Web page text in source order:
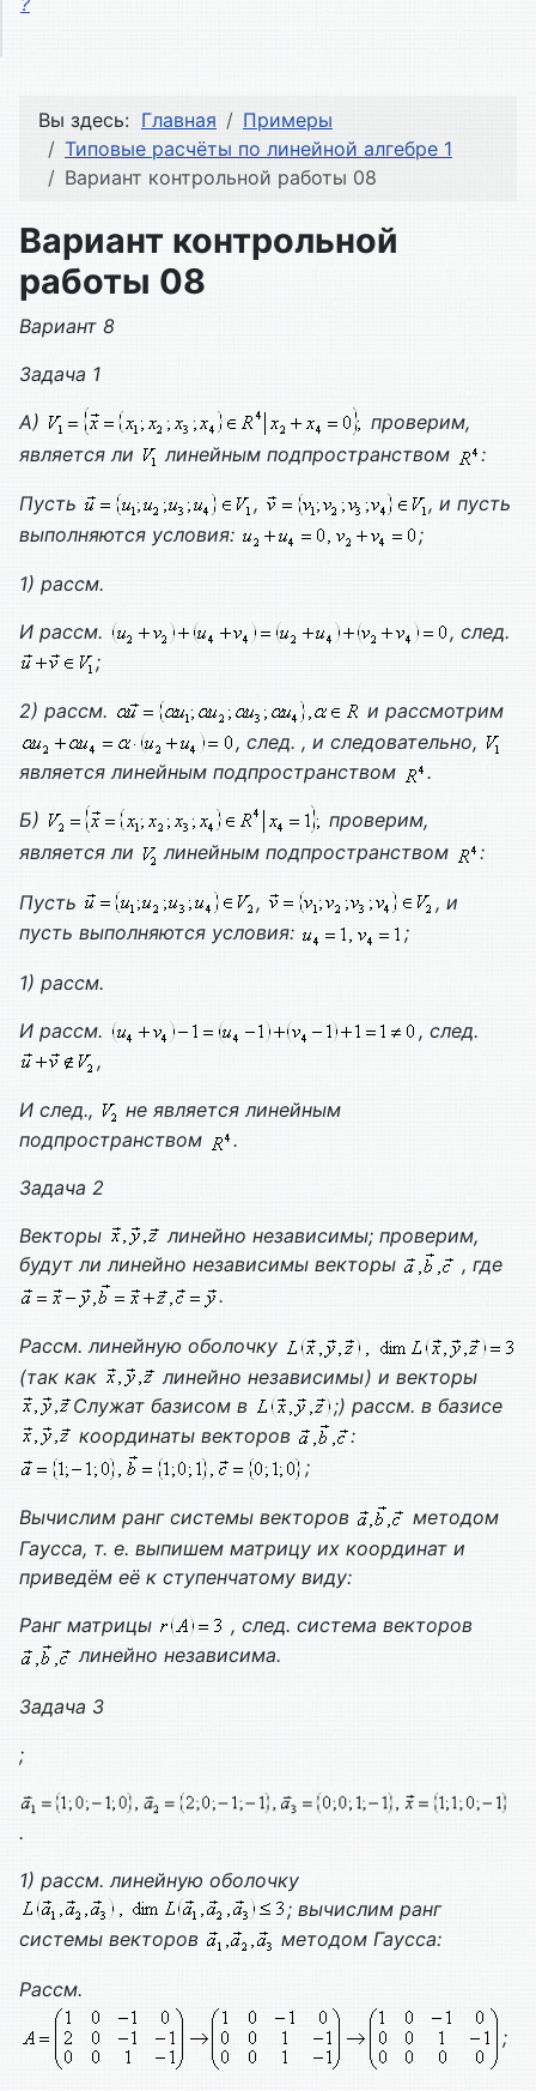
Вы здесь: Главная
Примеры
Типовые расчёты по линейной алгебре 1
Вариант контрольной работы 08
Вариант контрольной
работы 08
Вариант 8
Задача 1
А)
проверим,
является ли
линейным подпространством :
Пусть ,
, и пусть
выполняются условия:
;
1) рассм.
И рассм.
, след.
;
2) рассм.
и рассмотрим
, след. , и следовательно,
является линейным подпространством
.
Б)
проверим,
является ли
линейным подпространством :
Пусть ,
, и
пусть выполняются условия:
;
1) рассм.
И рассм.
, след.
,
И след.,
не является линейным
подпространством
.
Задача 2
Векторы
линейно независимы; проверим,
будут ли линейно независимы векторы
, где
.
Рассм. линейную оболочку
(так как
линейно независимы) и векторы
Служат базисом в
;) рассм. в базисе
координаты векторов
:
;
Вычислим ранг системы векторов
методом
Гаусса, т. е. выпишем матрицу их координат и
приведём её к ступенчатому виду:
Ранг матрицы
, след. система векторов
линейно независима.
Задача 3
;
.
1) рассм. линейную оболочку
; вычислим ранг
системы векторов
методом Гаусса:
Рассм.
;